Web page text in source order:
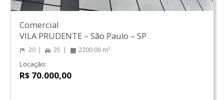
Comercial
VILA PRUDENTE – São Paulo – SP
20 25 2200.00 m²
Locação:
R$ 70.000,00